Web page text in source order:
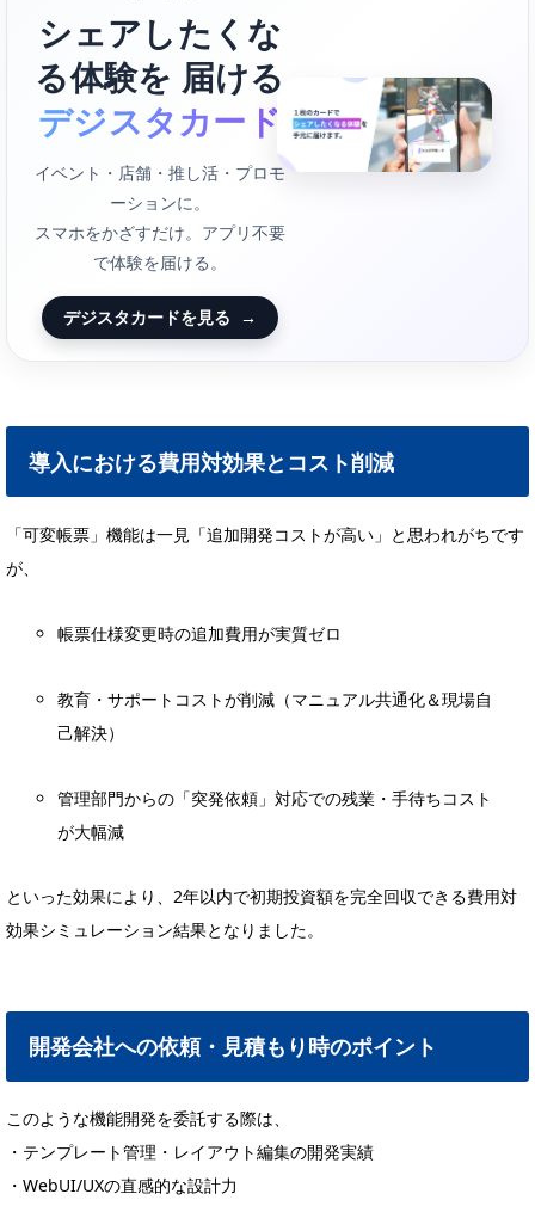
シェアしたくな
る体験を 届ける
デジスタカード
イベント・店舗・推し活・プロモ
ーションに。
スマホをかざすだけ。アプリ不要
で体験を届ける。
デジスタカードを見る →
導入における費用対効果とコスト削減
「可変帳票」機能は一見「追加開発コストが高い」と思われがちです
が、
帳票仕様変更時の追加費用が実質ゼロ
教育・サポートコストが削減（マニュアル共通化＆現場自
己解決）
管理部門からの「突発依頼」対応での残業・手待ちコスト
が大幅減
といった効果により、2年以内で初期投資額を完全回収できる費用対
効果シミュレーション結果となりました。
開発会社への依頼・見積もり時のポイント
このような機能開発を委託する際は、
・テンプレート管理・レイアウト編集の開発実績
・WebUI/UXの直感的な設計力